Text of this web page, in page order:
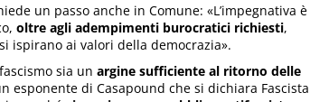
un passo anche in Comune: «L’impegnativa è
oltre agli adempimenti burocratici richiesti,
ispirano ai valori della democrazia».
sia un argine sufficiente al ritorno delle
esponente di Casapound che si dichiara Fascista